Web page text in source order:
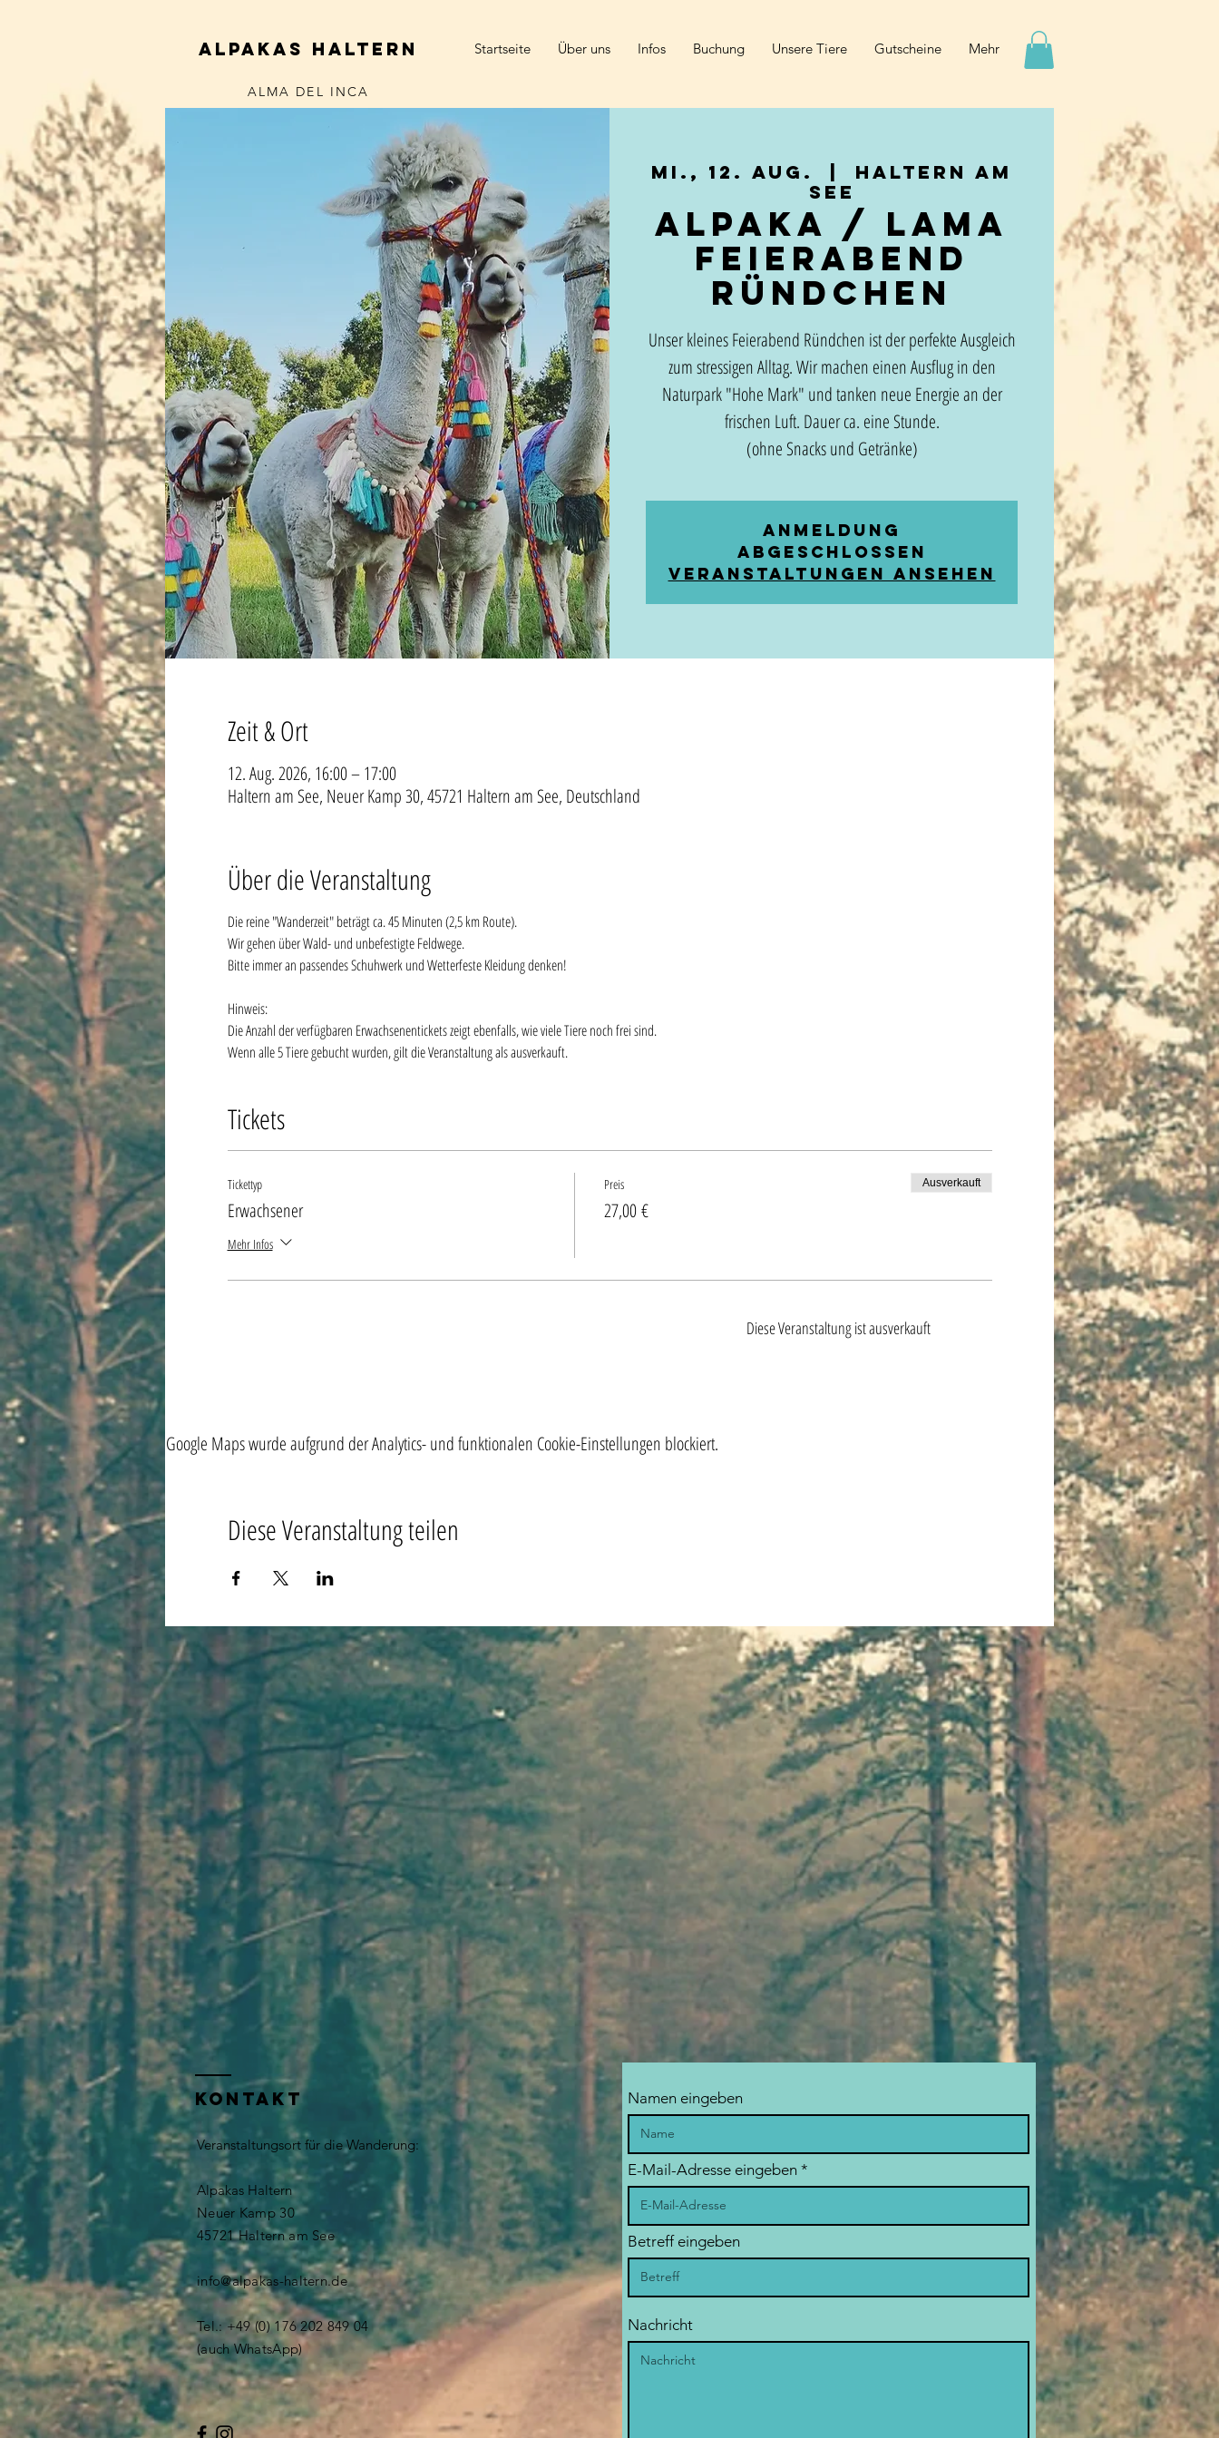
alpakas haltern Startseite Über uns Infos Buchung Unsere Tiere Gutscheine Mehr
ALMA DEL INCA
Mi., 12. Aug.
Haltern am
See
Alpaka / Lama
Feierabend
Ründchen
Unser kleines Feierabend Ründchen ist der perfekte Ausgleich
zum stressigen Alltag. Wir machen einen Ausflug in den
Naturpark "Hohe Mark" und tanken neue Energie an der
frischen Luft. Dauer ca. eine Stunde.
(ohne Snacks und Getränke)
Anmeldung
abgeschlossen
Veranstaltungen ansehen
Zeit & Ort
12. Aug. 2026, 16:00 – 17:00
Haltern am See, Neuer Kamp 30, 45721 Haltern am See, Deutschland
Über die Veranstaltung
Die reine "Wanderzeit" beträgt ca. 45 Minuten (2,5 km Route).
Wir gehen über Wald- und unbefestigte Feldwege.
Bitte immer an passendes Schuhwerk und Wetterfeste Kleidung denken!
Hinweis:
Die Anzahl der verfügbaren Erwachsenentickets zeigt ebenfalls, wie viele Tiere noch frei sind.
Wenn alle 5 Tiere gebucht wurden, gilt die Veranstaltung als ausverkauft.
Tickets
Tickettyp
Erwachsener
Mehr Infos
Preis
27,00 €
Ausverkauft
Diese Veranstaltung ist ausverkauft
Google Maps wurde aufgrund der Analytics- und funktionalen Cookie-Einstellungen blockiert.
Diese Veranstaltung teilen
KONTAKT
Veranstaltungsort für die Wanderung:
Alpakas Haltern
Neuer Kamp 30
​​45721 Haltern am See
info@alpakas-haltern.de
Tel.: +49 (0) 176 202 849 04
(auch WhatsApp)
Namen eingeben
E-Mail-Adresse eingeben
Betreff eingeben
Nachricht